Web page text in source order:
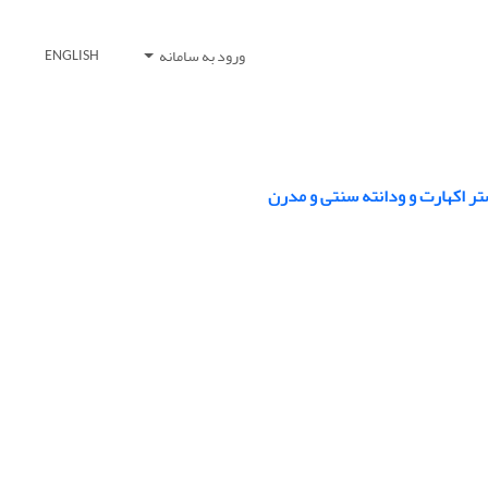
ورود به سامانه ENGLISH
اکهارت و ودانته سنتی و مدرن